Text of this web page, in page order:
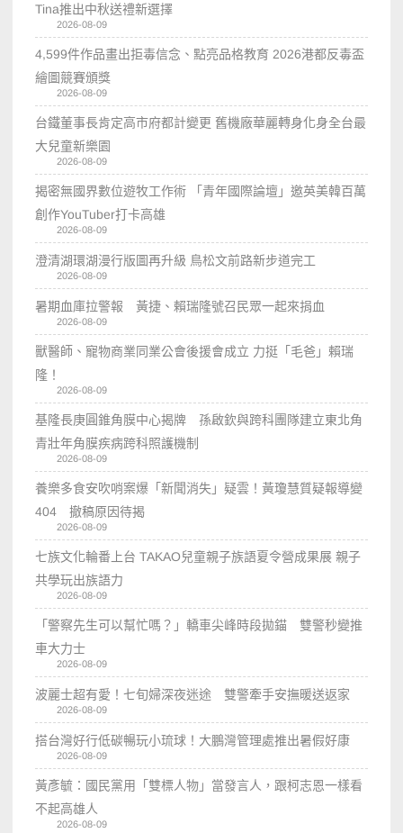
Tina推出中秋送禮新選擇
2026-08-09
4,599件作品畫出拒毒信念、點亮品格教育 2026港都反毒盃
繪圖競賽頒獎
2026-08-09
台鐵董事長肯定高市府都計變更 舊機廠華麗轉身化身全台最
大兒童新樂園
2026-08-09
揭密無國界數位遊牧工作術 「青年國際論壇」邀英美韓百萬
創作YouTuber打卡高雄
2026-08-09
澄清湖環湖漫行版圖再升級 鳥松文前路新步道完工
2026-08-09
暑期血庫拉警報 黃捷、賴瑞隆號召民眾一起來捐血
2026-08-09
獸醫師、寵物商業同業公會後援會成立 力挺「毛爸」賴瑞
隆！
2026-08-09
基隆長庚圓錐角膜中心揭牌 孫啟欽與跨科團隊建立東北角
青壯年角膜疾病跨科照護機制
2026-08-09
養樂多食安吹哨案爆「新聞消失」疑雲！黃瓊慧質疑報導變
404 撤稿原因待揭
2026-08-09
七族文化輪番上台 TAKAO兒童親子族語夏令營成果展 親子
共學玩出族語力
2026-08-09
「警察先生可以幫忙嗎？」轎車尖峰時段拋錨 雙警秒變推
車大力士
2026-08-09
波麗士超有愛！七旬婦深夜迷途 雙警牽手安撫暖送返家
2026-08-09
搭台灣好行低碳暢玩小琉球！大鵬灣管理處推出暑假好康
2026-08-09
黃彥毓：國民黨用「雙標人物」當發言人，跟柯志恩一樣看
不起高雄人
2026-08-09